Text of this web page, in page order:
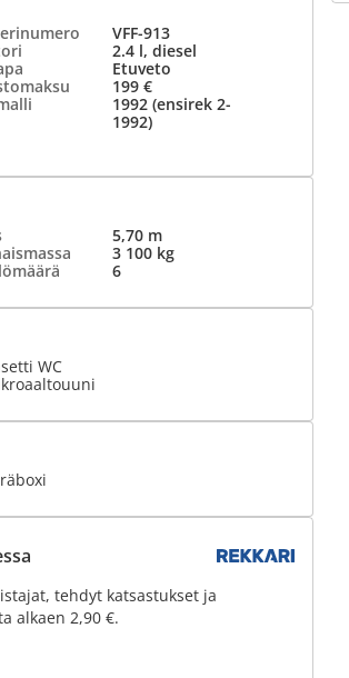
VFF-913
2.4 l, diesel
Etuveto
199 €
1992 (ensirek 2-
1992)
5,70 m
3 100 kg
6
WC
tehdyt katsastukset ja
alkaen 2,90 €.